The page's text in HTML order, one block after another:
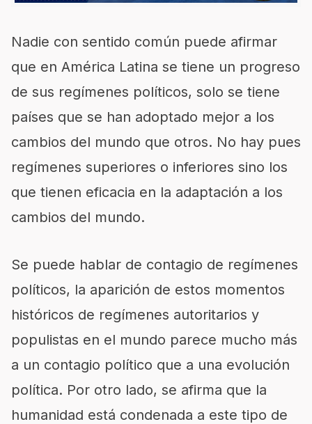
Nadie con sentido común puede afirmar
que en América Latina se tiene un progreso
de sus regímenes políticos, solo se tiene
países que se han adoptado mejor a los
cambios del mundo que otros. No hay pues
regímenes superiores o inferiores sino los
que tienen eficacia en la adaptación a los
cambios del mundo.
Se puede hablar de contagio de regímenes
políticos, la aparición de estos momentos
históricos de regímenes autoritarios y
populistas en el mundo parece mucho más
a un contagio político que a una evolución
política. Por otro lado, se afirma que la
humanidad está condenada a este tipo de